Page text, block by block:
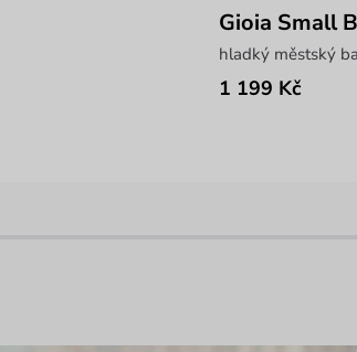
Gioia Small
hladký městský
1 199 Kč